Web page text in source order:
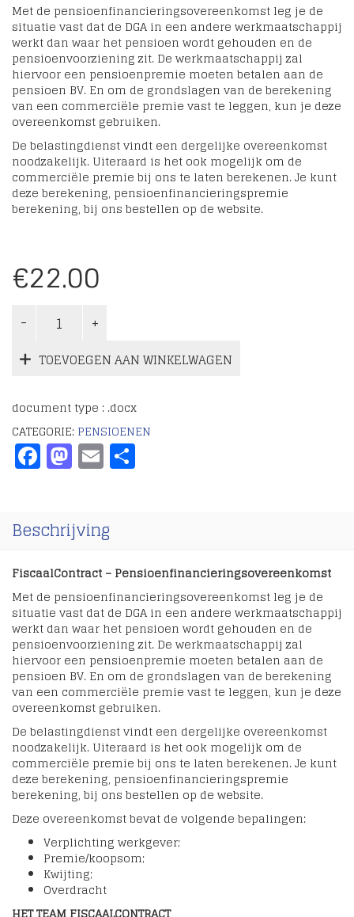
Met de pensioenfinancieringsovereenkomst leg je de
situatie vast dat de DGA in een andere werkmaatschappij
werkt dan waar het pensioen wordt gehouden en de
pensioenvoorziening zit. De werkmaatschappij zal
hiervoor een pensioenpremie moeten betalen aan de
pensioen BV. En om de grondslagen van de berekening
van een commerciële premie vast te leggen, kun je deze
overeenkomst gebruiken.
De belastingdienst vindt een dergelijke overeenkomst
noodzakelijk. Uiteraard is het ook mogelijk om de
commerciële premie bij ons te laten berekenen. Je kunt
deze berekening, pensioenfinancieringspremie
berekening, bij ons bestellen op de website.
€22.00
TOEVOEGEN AAN WINKELWAGEN
document type : .docx
CATEGORIE: PENSIOENEN
Facebook
Mastodon
Email
Beschrijving
FiscaalContract – Pensioenfinancieringsovereenkomst
Met de pensioenfinancieringsovereenkomst leg je de
situatie vast dat de DGA in een andere werkmaatschappij
werkt dan waar het pensioen wordt gehouden en de
pensioenvoorziening zit. De werkmaatschappij zal
hiervoor een pensioenpremie moeten betalen aan de
pensioen BV. En om de grondslagen van de berekening
van een commerciële premie vast te leggen, kun je deze
overeenkomst gebruiken.
De belastingdienst vindt een dergelijke overeenkomst
noodzakelijk. Uiteraard is het ook mogelijk om de
commerciële premie bij ons te laten berekenen. Je kunt
deze berekening, pensioenfinancieringspremie
berekening, bij ons bestellen op de website.
Deze overeenkomst bevat de volgende bepalingen:
Verplichting werkgever;
Premie/koopsom;
Kwijting;
Overdracht